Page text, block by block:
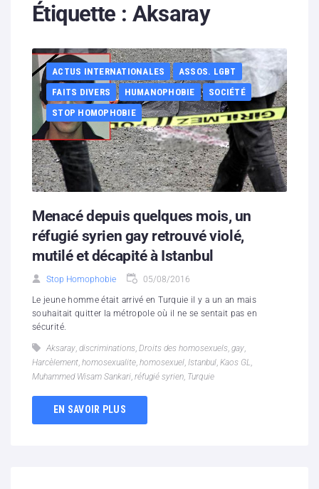
Boutique
Partenaires
Contacts
Hébergement solidaire
Étiquette : Aksaray
ACTUS INTERNATIONALES
ASSOS. LGBT
FAITS DIVERS
HUMANOPHOBIE
SOCIÉTÉ
STOP HOMOPHOBIE
Menacé depuis quelques mois, un
réfugié syrien gay retrouvé violé,
mutilé et décapité à Istanbul
Stop Homophobie 05/08/2016
Le jeune homme était arrivé en Turquie il y a un an mais
souhaitait quitter la métropole où il ne se sentait pas en
sécurité.
Aksaray discriminations Droits des homosexuels gay
Harcèlement homosexualite homosexuel Istanbul Kaos GL
Muhammed Wisam Sankari réfugié syrien Turquie
EN SAVOIR PLUS